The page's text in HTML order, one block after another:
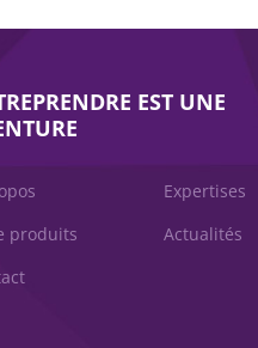
EST UNE
Expertises
produits
Actualités